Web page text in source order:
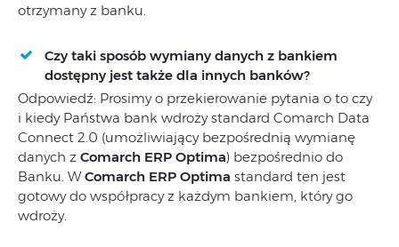
otrzymany z banku.
Czy taki sposób wymiany danych z bankiem
dostępny jest także dla innych banków?
Odpowiedź: Prosimy o przekierowanie pytania o to czy
i kiedy Państwa bank wdroży standard Comarch Data
Connect 2.0 (umożliwiający bezpośrednią wymianę
danych z Comarch ERP Optima) bezpośrednio do
Banku. WComarch ERP Optima standard ten jest
gotowy do współpracy z każdym bankiem, który go
wdroży.